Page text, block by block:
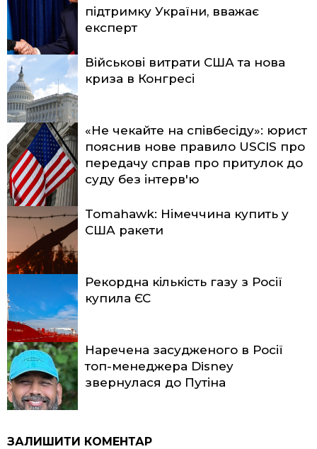
підтримку України, вважає
експерт
Військові витрати США та нова
криза в Конгресі
«Не чекайте на співбесіду»: юрист
пояснив нове правило USCIS про
передачу справ про притулок до
суду без інтерв'ю
Tomahawk: Німеччина купить у
США ракети
Рекордна кількість газу з Росії
купила ЄС
Наречена засудженого в Росії
топ-менеджера Disney
звернулася до Путіна
ЗАЛИШИТИ КОМЕНТАР